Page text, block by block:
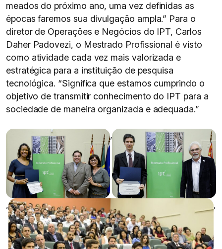
meados do próximo ano, uma vez definidas as
épocas faremos sua divulgação ampla.” Para o
diretor de Operações e Negócios do IPT, Carlos
Daher Padovezi, o Mestrado Profissional é visto
como atividade cada vez mais valorizada e
estratégica para a instituição de pesquisa
tecnológica. “Significa que estamos cumprindo o
objetivo de transmitir conhecimento do IPT para a
sociedade de maneira organizada e adequada.”
,
, ,